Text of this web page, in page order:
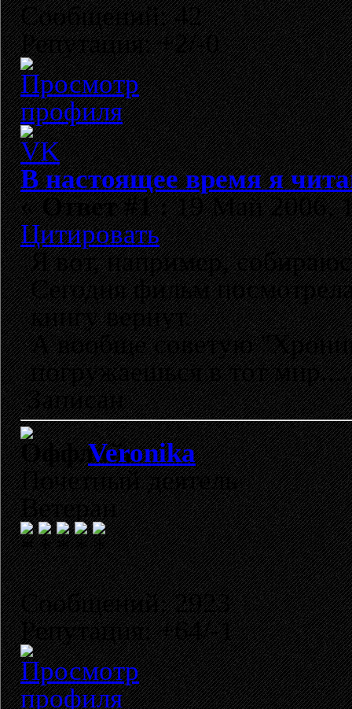
Сообщений: 42
Репутация: +2/-0
В настоящее время я
«Ответ #1 :19 Май 2006,
Цитировать
Я вот, например,
Сегодня фильм
книгу вернут.
А вообще советую
погружаешься в тот
Записан
Veronika
Почетный деятель
Ветеран
Сообщений: 2923
Репутация: +64/-1